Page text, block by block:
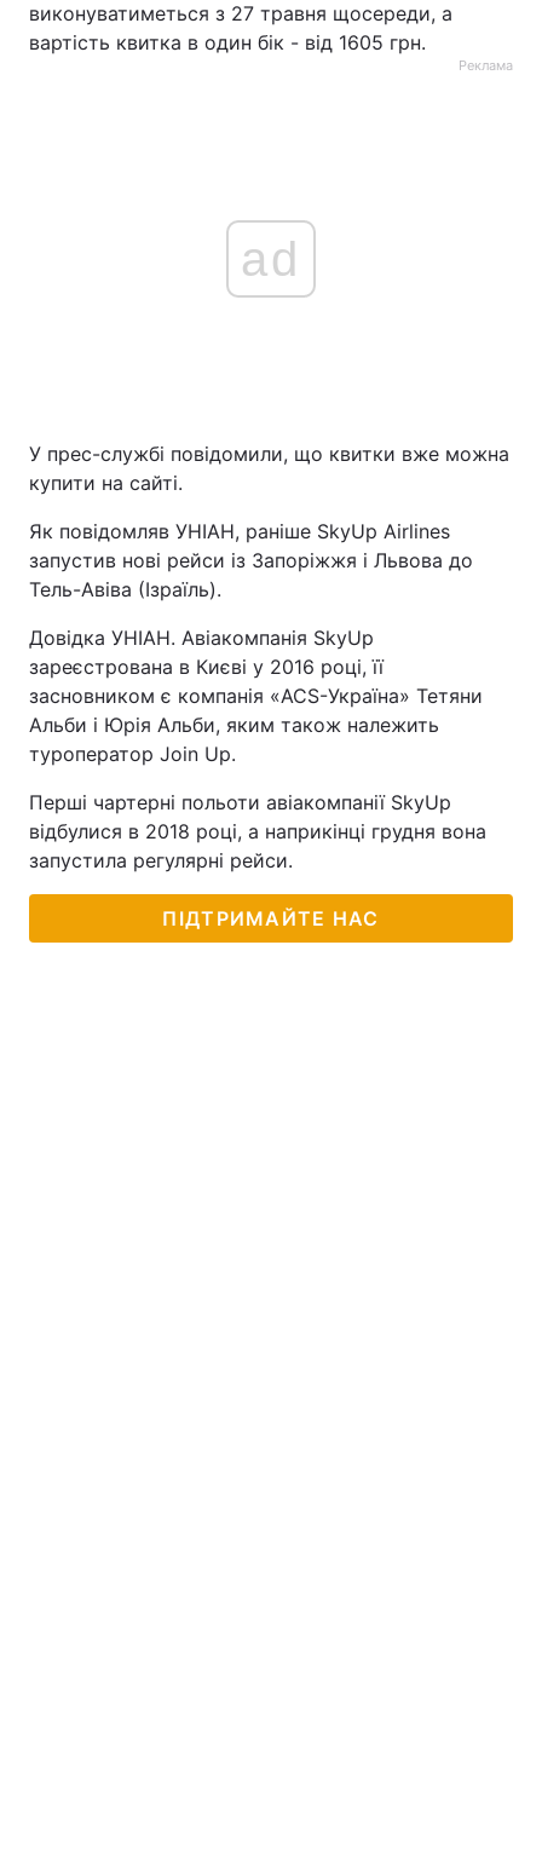
виконуватиметься з 27 травня щосереди, а
вартість квитка в один бік - від 1605 грн.
Реклама
ad
У прес-службі повідомили, що квитки вже можна
купити на сайті.
Як повідомляв УНІАН, раніше SkyUp Airlines
запустив нові рейси із Запоріжжя і Львова до
Тель-Авіва (Ізраїль).
Довідка УНІАН. Авіакомпанія SkyUp
зареєстрована в Києві у 2016 році, її
засновником є компанія «ACS-Україна» Тетяни
Альби і Юрія Альби, яким також належить
туроператор Join Up.
Перші чартерні польоти авіакомпанії SkyUp
відбулися в 2018 році, а наприкінці грудня вона
запустила регулярні рейси.
ПІДТРИМАЙТЕ НАС